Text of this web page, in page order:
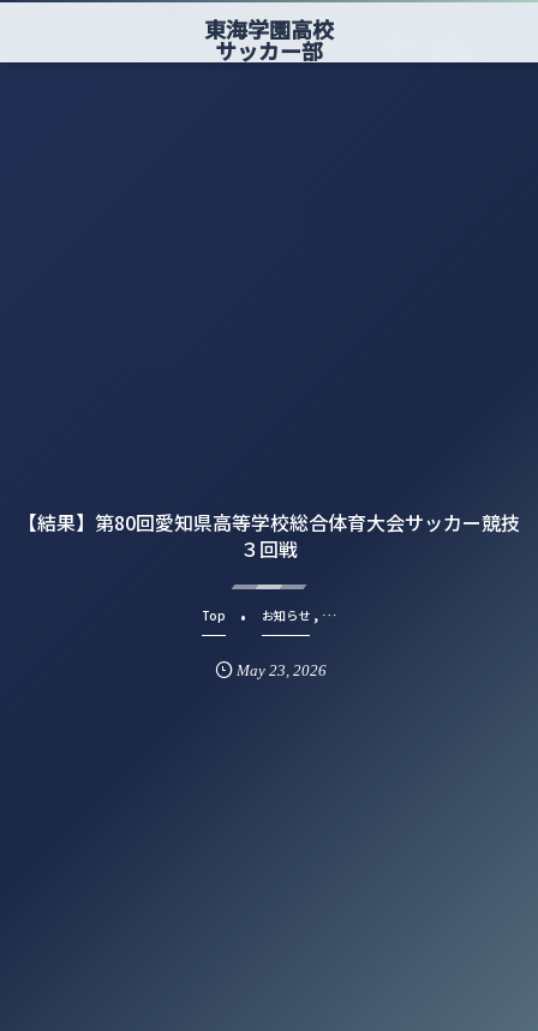
東海学園高校
サッカー部
【結果】第80回愛知県高等学校総合体育大会サッカー競技
３回戦
Top お知らせ, …
May 23 ,2026